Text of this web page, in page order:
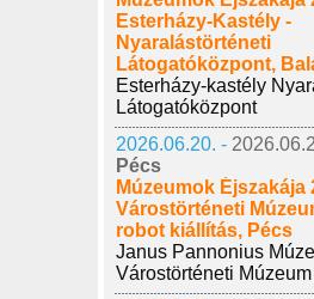
Esterházy-Kastély -
Nyaralástörténeti
Látogatóközpont,
Esterházy-kastély
Látogatóközpont
2026.06.20. -
Pécs
Múzeumok Éjszakája
Várostörténeti
robot kiállítás, Pécs
Janus Pannonius
Várostörténeti Múzeum